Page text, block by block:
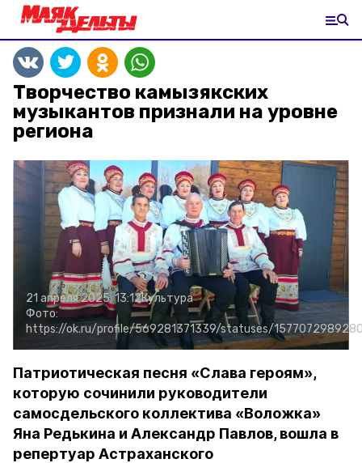
Творчество камызякских
музыкантов признали на уровне
региона
21 апреля 2025, 13:12Культура
Фото:
https://ok.ru/profile/569281371339/statuses/
Патриотическая песня «Слава героям»,
которую сочинили руководители
самосдельского коллектива «Воложка»
Яна Редькина и Александр Павлов, вошла в
репертуар Астраханского